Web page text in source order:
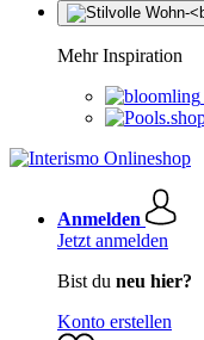
Mehr Inspiration
Anmelden
Jetzt anmelden
Bist du neu hier?
Konto erstellen